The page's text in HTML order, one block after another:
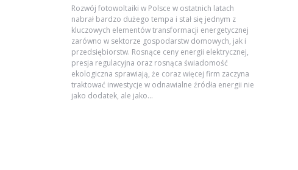
Rozwój fotowoltaiki w Polsce w ostatnich latach
nabrał bardzo dużego tempa i stał się jednym z
kluczowych elementów transformacji energetycznej
zarówno w sektorze gospodarstw domowych, jak i
przedsiębiorstw. Rosnące ceny energii elektrycznej,
presja regulacyjna oraz rosnąca świadomość
ekologiczna sprawiają, że coraz więcej firm zaczyna
traktować inwestycje w odnawialne źródła energii nie
jako dodatek, ale jako...